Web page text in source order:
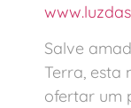
Salve
Terra, esta
ofertar um